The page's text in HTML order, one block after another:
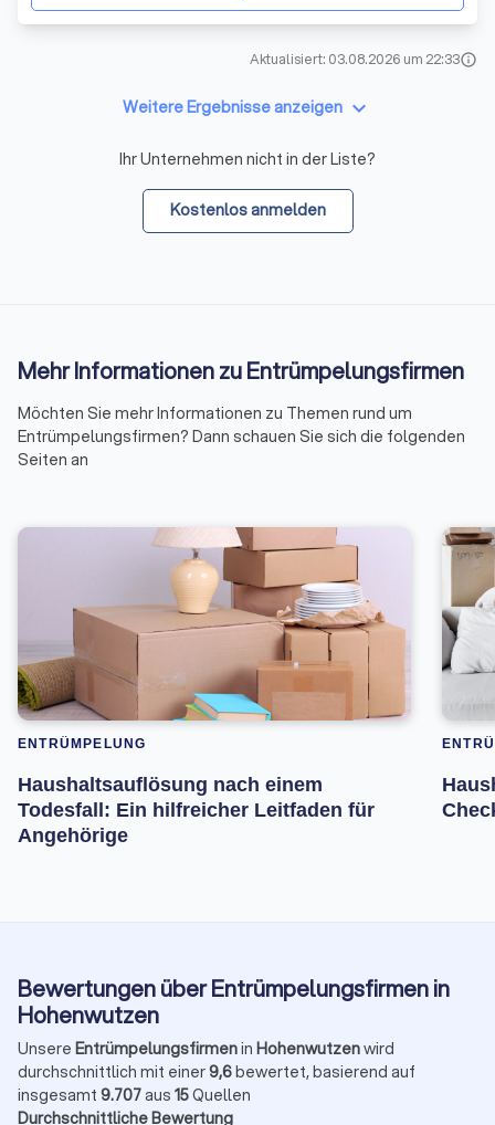
Aktualisiert: 03.08.2026 um 22:33info
Weitere Ergebnisse anzeigen keyboard_arrow_down
Ihr Unternehmen nicht in der Liste?
Kostenlos anmelden
Mehr Informationen zu Entrümpelungsfirmen
Möchten Sie mehr Informationen zu Themen rund um
Entrümpelungsfirmen? Dann schauen Sie sich die folgenden
Seiten an
ENTRÜMPELUNG
Haushaltsauflösung nach einem
Todesfall: Ein hilfreicher Leitfaden für
Angehörige
Bewertungen über Entrümpelungsfirmen in
Hohenwutzen
Unsere Entrümpelungsfirmenin Hohenwutzenwird
durchschnittlich mit einer9,6bewertet, basierend auf
insgesamt 9.707aus 15Quellen
Durchschnittliche Bewertung